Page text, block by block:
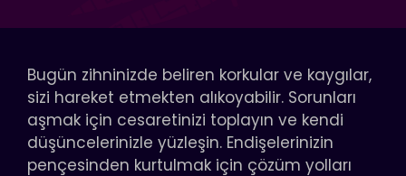
Bugün zihninizde beliren korkular ve kaygılar,
sizi hareket etmekten alıkoyabilir. Sorunları
aşmak için cesaretinizi toplayın ve kendi
düşüncelerinizle yüzleşin. Endişelerinizin
pençesinden kurtulmak için çözüm yolları